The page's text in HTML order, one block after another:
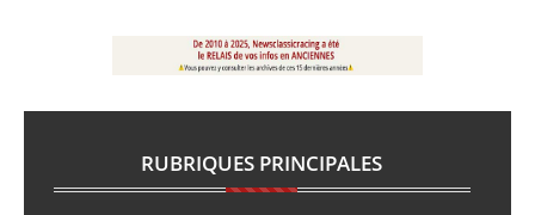
RUBRIQUES PRINCIPALES